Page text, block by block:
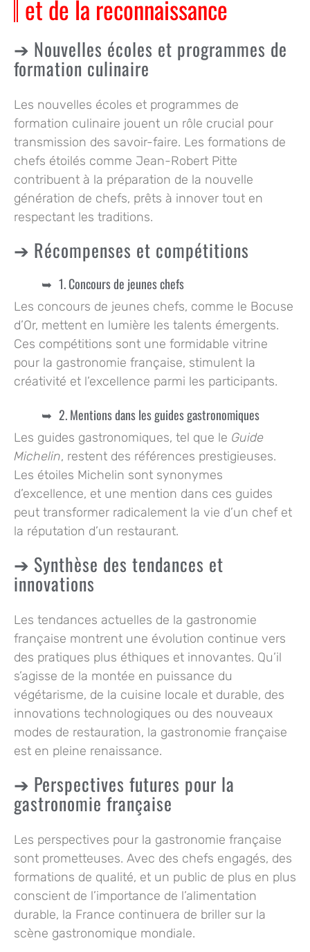
et de la reconnaissance
Nouvelles écoles et programmes de
formation culinaire
Les nouvelles écoles et programmes de
formation culinaire jouent un rôle crucial pour
transmission des savoir-faire. Les formations de
chefs étoilés comme Jean-Robert Pitte
contribuent à la préparation de la nouvelle
génération de chefs, prêts à innover tout en
respectant les traditions.
Récompenses et compétitions
1. Concours de jeunes chefs
Les concours de jeunes chefs, comme le Bocuse
d’Or, mettent en lumière les talents émergents.
Ces compétitions sont une formidable vitrine
pour la gastronomie française, stimulent la
créativité et l’excellence parmi les participants.
2. Mentions dans les guides gastronomiques
Les guides gastronomiques, tel que le Guide
Michelin, restent des références prestigieuses.
Les étoiles Michelin sont synonymes
d’excellence, et une mention dans ces guides
peut transformer radicalement la vie d’un chef et
la réputation d’un restaurant.
Synthèse des tendances et
innovations
Les tendances actuelles de la gastronomie
française montrent une évolution continue vers
des pratiques plus éthiques et innovantes. Qu’il
s’agisse de la montée en puissance du
végétarisme, de la cuisine locale et durable, des
innovations technologiques ou des nouveaux
modes de restauration, la gastronomie française
est en pleine renaissance.
Perspectives futures pour la
gastronomie française
Les perspectives pour la gastronomie française
sont prometteuses. Avec des chefs engagés, des
formations de qualité, et un public de plus en plus
conscient de l’importance de l’alimentation
durable, la France continuera de briller sur la
scène gastronomique mondiale.